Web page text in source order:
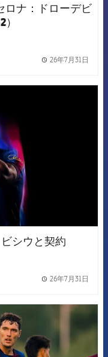
ロナ：ドローデビ
26年7月31日
badge
シウと契約
26年7月31日
badge